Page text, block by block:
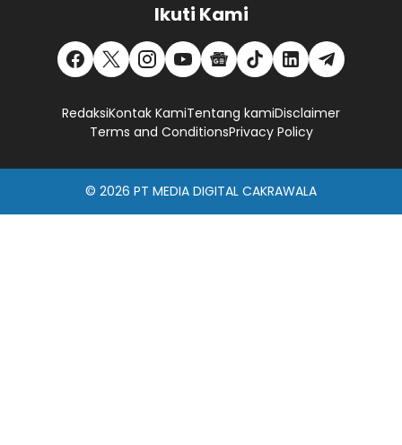
Ikuti Kami
RedaksiKontak KamiTentang kamiDisclaimer
Terms and ConditionsPrivacy Policy
© 2026 PT MEDIA DIGITAL CAKRAWALA